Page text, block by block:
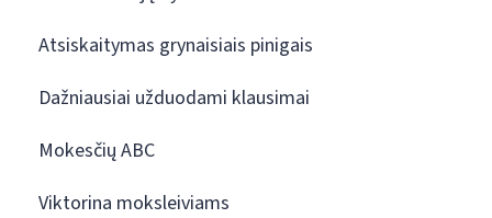
Atsiskaitymas grynaisiais pinigais
Dažniausiai užduodami klausimai
Mokesčių ABC
Viktorina moksleiviams